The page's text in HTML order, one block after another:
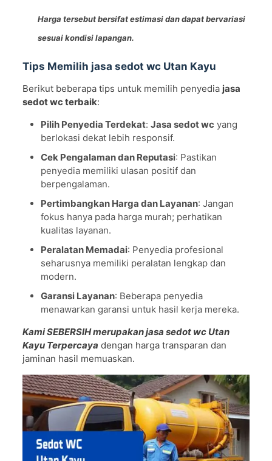
Harga tersebut bersifat estimasi dan dapat bervariasi
sesuai kondisi lapangan.
Tips Memilih jasa sedot wc Utan Kayu
Berikut beberapa tips untuk memilih penyedia jasa
sedot wc terbaik:
Pilih Penyedia Terdekat: Jasa sedot wc yang
berlokasi dekat lebih responsif.
Cek Pengalaman dan Reputasi: Pastikan
penyedia memiliki ulasan positif dan
berpengalaman.
Pertimbangkan Harga dan Layanan: Jangan
fokus hanya pada harga murah; perhatikan
kualitas layanan.
Peralatan Memadai: Penyedia profesional
seharusnya memiliki peralatan lengkap dan
modern.
Garansi Layanan: Beberapa penyedia
menawarkan garansi untuk hasil kerja mereka.
Kami SEBERSIH merupakan jasa sedot wc Utan
Kayu Terpercaya dengan harga transparan dan
jaminan hasil memuaskan.